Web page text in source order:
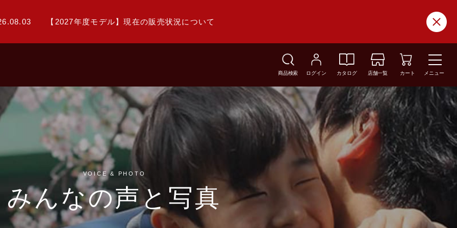
【2027年度モデル】現在の販売状況について
商品検索 ログイン カタログ 店舗一覧 カート メニュー
VOICE & PHOTO
みんなの声と写真